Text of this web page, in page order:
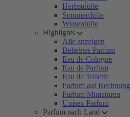
Herbstdüfte
Sommerdüfte
Winterdüfte
Highlights
Alle anzeigen
Beliebtes Parfum
Eau de Cologne
Eau de Parfum
Eau de Toilette
Parfum auf Rechnung
Parfum Miniaturen
Unisex Parfum
Parfum nach Land